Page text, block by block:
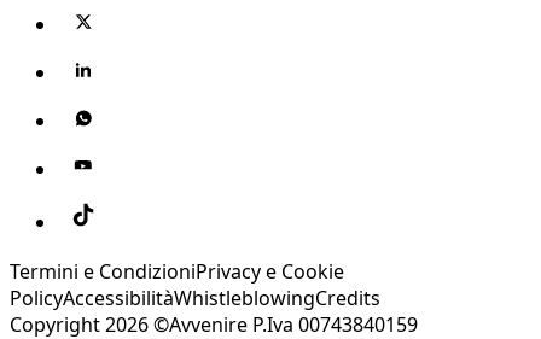
Termini e CondizioniPrivacy e Cookie
PolicyAccessibilitàWhistleblowingCredits
Copyright 2026 ©Avvenire P.Iva 00743840159